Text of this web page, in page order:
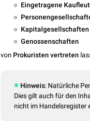
Eingetragene
Kapitalgesellschaften
Genossenschaften
von Prokuristen vertreten
Hinweis: Natürliche
Dies gilt auch für den
nicht im Handelsregister